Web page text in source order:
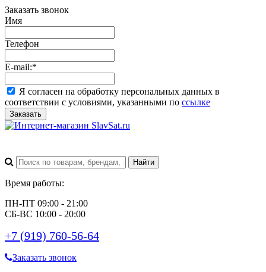
Заказать звонок
Имя
Телефон
E-mail:*
Я согласен на обработку персональных данных в
соответствии с условиями, указанными по ссылке
Заказать
Время работы:
ПН-ПТ 09:00 - 21:00
СБ-ВС 10:00 - 20:00
+7 (919) 760-56-64
Заказать звонок